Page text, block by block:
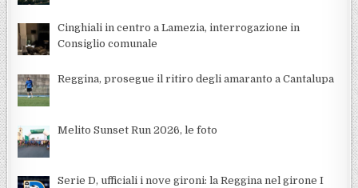
Cinghiali in centro a Lamezia, interrogazione in
Consiglio comunale
Reggina, prosegue il ritiro degli amaranto a Cantalupa
Melito Sunset Run 2026, le foto
Serie D, ufficiali i nove gironi: la Reggina nel girone I